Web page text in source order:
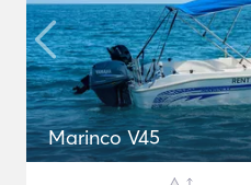
Marinco V45